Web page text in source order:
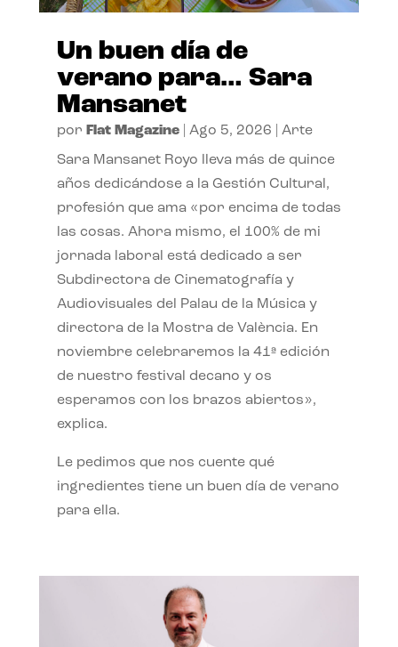
Un buen día de
verano para… Sara
Mansanet
por Flat Magazine| Ago 5, 2026 Arte
Sara Mansanet Royo lleva más de quince
años dedicándose a la Gestión Cultural,
profesión que ama «por encima de todas
las cosas. Ahora mismo, el 100% de mi
jornada laboral está dedicado a ser
Subdirectora de Cinematografía y
Audiovisuales del Palau de la Música y
directora de la Mostra de València. En
noviembre celebraremos la 41ª edición
de nuestro festival decano y os
esperamos con los brazos abiertos»,
explica.
Le pedimos que nos cuente qué
ingredientes tiene un buen día de verano
para ella.